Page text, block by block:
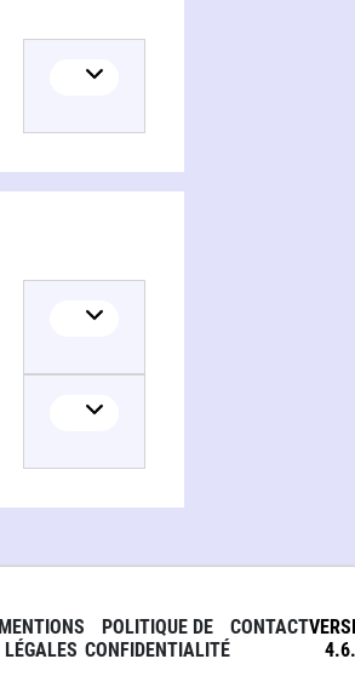
MENTIONS
LÉGALES
POLITIQUE DE
CONFIDENTIALITÉ
CONTACT